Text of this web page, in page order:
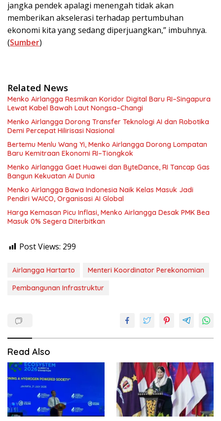
jangka pendek apalagi menengah tidak akan
memberikan akselerasi terhadap pertumbuhan
ekonomi kita yang sedang diperjuangkan,” imbuhnya.
(Sumber)
Related News
Menko Airlangga Resmikan Koridor Digital Baru RI–Singapura
Lewat Kabel Bawah Laut Nongsa–Changi
Menko Airlangga Dorong Transfer Teknologi AI dan Robotika
Demi Percepat Hilirisasi Nasional
Bertemu Menlu Wang Yi, Menko Airlangga Dorong Lompatan
Baru Kemitraan Ekonomi RI–Tiongkok
Menko Airlangga Gaet Huawei dan ByteDance, RI Tancap Gas
Bangun Kekuatan AI Dunia
Menko Airlangga Bawa Indonesia Naik Kelas Masuk Jadi
Pendiri WAICO, Organisasi AI Global
Harga Kemasan Picu Inflasi, Menko Airlangga Desak PMK Bea
Masuk 0% Segera Diterbitkan
Post Views: 299
Airlangga Hartarto
Menteri Koordinator Perekonomian
Pembangunan Infrastruktur
Read Also